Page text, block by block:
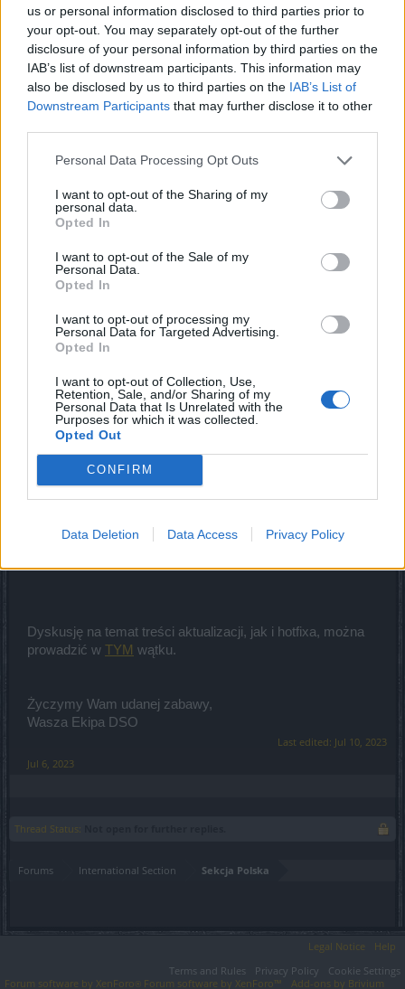
us or personal information disclosed to third parties prior to
your opt-out. You may separately opt-out of the further
disclosure of your personal information by third parties on the
IAB’s list of downstream participants. This information may
also be disclosed by us to third parties on the IAB’s List of
Downstream Participants that may further disclose it to other
Personal Data Processing Opt Outs
I want to opt-out of the Sharing of my
personal data.
Opted In
I want to opt-out of the Sale of my
Personal Data.
Opted In
I want to opt-out of processing my
Personal Data for Targeted Advertising.
Opted In
I want to opt-out of Collection, Use,
Retention, Sale, and/or Sharing of my
Personal Data that Is Unrelated with the
Purposes for which it was collected.
Opted Out
CONFIRM
Data Deletion Data Access Privacy Policy
W dniu 6 lipca serwery zostaną zaktualizowane do
wersji 259. Aktualizacja ta wprowadza do świata
Dracanii nowy region do gry zwany Krainą
Nieśmiertelnych (Land of Immortals), a także zawiera
kilka zmian, które będą dotyczyły odbywającego się
wkrótce Letniego Festiwalu.​
między krainami Lortac i Qaizah oraz pod Atlantydą.
miejsc, które będą możliwe do odwiedzania przez
graczy, ale dopiero w późniejszym terminie (czyt. w
przyszłości dojdą tam kolejne nowe mapy).
Wprowadzenie tego regionu oznacza również
pojawienie się kilku innych nowych ciekawych
przedmiotów, m.in. dwóch setów, towarzysza, czy
Jest też kilka drobnych zmian i dodatków do Święta
przygotowania do święta). Pojawi się nowy klejnot,
który można zdobyć ze skrzyni z klejnotami w
Kalodoro lub ze skrzyń mini-gry, gdy masz eventowy
płaszcz. Zmieniony został również bonus setu Letniej
Pamiątki - Kingshilla.​
19:00 - Przestój serwerów
Dyskusję na temat treści aktualizacji, jak i hotfixa, można
prowadzić w TYM wątku.
Życzymy Wam udanej zabawy,
Wasza Ekipa DSO
Last edited: Jul 10, 2023
Jul 6, 2023
Thread Status:
Forums International Section Sekcja Polska
Legal Notice
Help
Terms and Rules
Privacy Policy
Cookie Settings
Forum software by XenForo ® Forum software by XenForo™ Add-ons by Brivium